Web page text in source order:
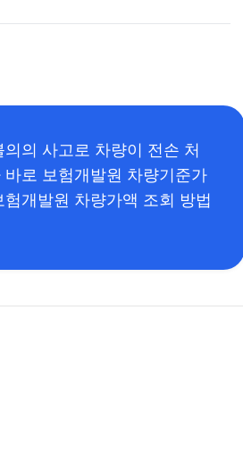
의 사고로 차량이 전손 처
로 보험개발원 차량기준가
개발원 차량가액 조회 방법